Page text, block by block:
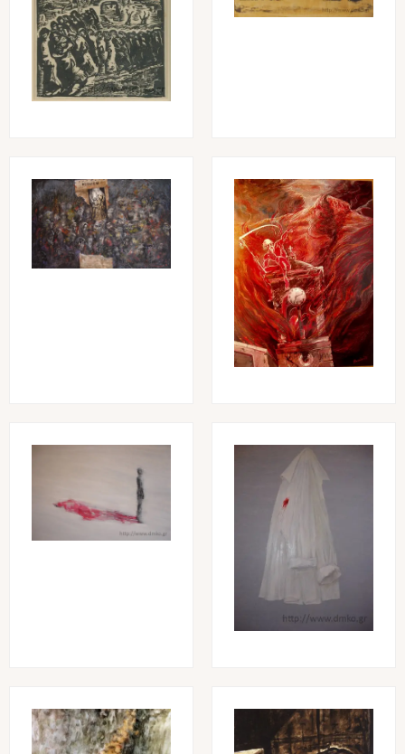
Image Image
Image